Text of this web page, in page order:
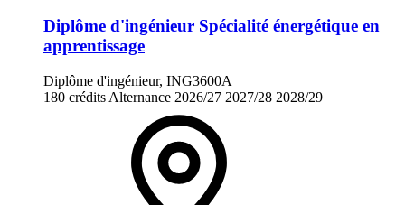
Diplôme d'ingénieur Spécialité énergétique en
apprentissage
Diplôme d'ingénieur, ING3600A
180 crédits Alternance 2026/27 2027/28 2028/29